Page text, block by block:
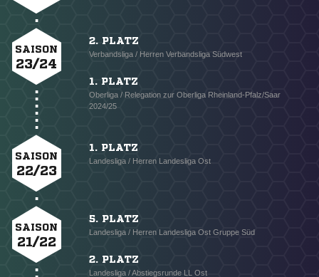
SAISON
23/24
2. PLATZ
Verbandsliga / Herren Verbandsliga Südwest
1. PLATZ
Oberliga / Relegation zur Oberliga Rheinland-Pfalz/Saar
2024/25
SAISON
22/23
1. PLATZ
Landesliga / Herren Landesliga Ost
SAISON
21/22
5. PLATZ
Landesliga / Herren Landesliga Ost Gruppe Süd
2. PLATZ
Landesliga / Abstiegsrunde LL Ost